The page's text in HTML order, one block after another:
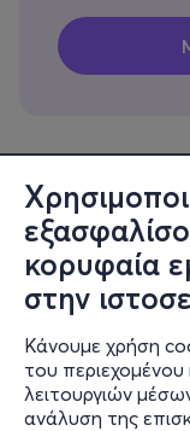
κορυφαία
στην
Κάνουμε χρήση
του
λειτουργιών
ανάλυση της
Πληροφορίες
Υποστήριξη
Stay